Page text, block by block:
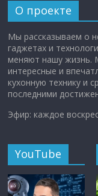
О проекте
Мы рассказываем о
гаджетах и
меняют нашу жизнь.
интересные и
кухонную технику и
последними
Эфир: каждое
YouTube